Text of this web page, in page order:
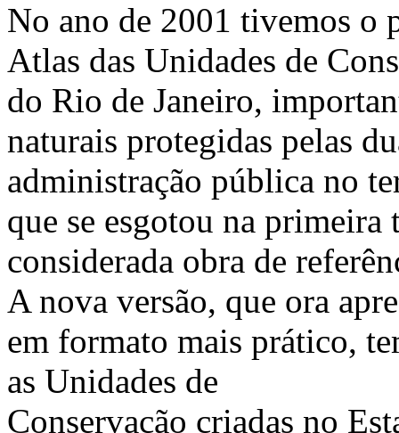
No ano de 2001 tivemos o
Atlas das Unidades de
do Rio de Janeiro,
naturais protegidas pelas
administração pública no
que se esgotou na primeira
considerada obra de
A nova versão, que ora
em formato mais prático,
as Unidades de
Conservação criadas no